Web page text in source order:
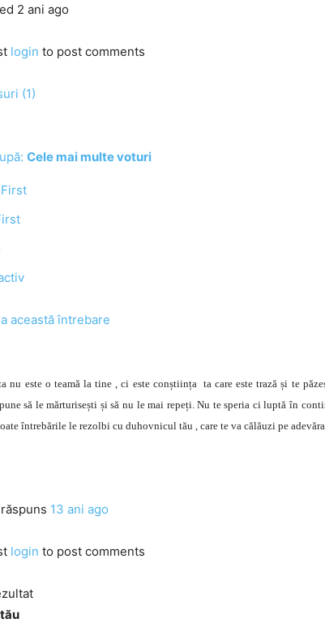
2 ani ago
login to post comments
(1)
Cele mai multe voturi
această întrebare
nu este o teamă la tine , ci este conștiința ta care este trază și te
să le mărturisești și să nu le mai repeți. Nu te speria ci luptă în
întrebările le rezolbi cu duhovnicul tău , care te va călăuzi pe
13 ani ago
login to post comments